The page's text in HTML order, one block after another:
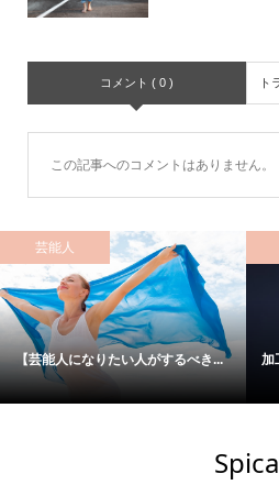
コメント ( 0 ) ト
この記事へのコメントはありません。
芸能人
【芸能人になりたい人がするべき... 加
Spica